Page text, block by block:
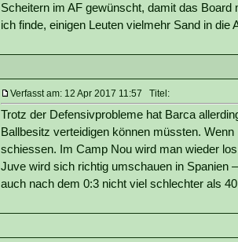
Scheitern im AF gewünscht, damit das
ich finde, einigen Leuten vielmehr Sand in
Verfasst am: 12 Apr 2017 11:57 Titel:
Trotz der Defensivprobleme hat Barca
Ballbesitz verteidigen können müssten.
schiessen. Im Camp Nou wird man wieder
Juve wird sich richtig umschauen in Spanien
auch nach dem 0:3 nicht viel schlechter als